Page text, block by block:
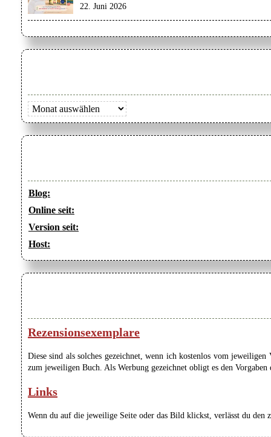
22. Juni 2026
Archiv
Blog:
Online seit:
Version seit:
Host:
Rezensionsexemplare
Diese sind als solches gezeichnet, wenn ich kostenlos vom
zum jeweiligen Buch. Als Werbung gezeichnet obligt es den
Links
Wenn du auf die jeweilige Seite oder das Bild klickst, verlässt du den